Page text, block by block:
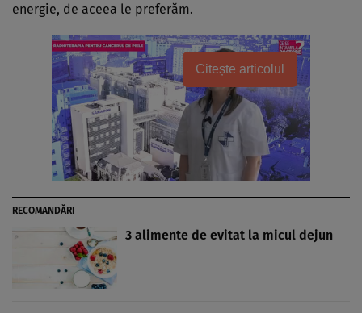
energie, de aceea le preferăm.
Citește articolul
RECOMANDĂRI
3 alimente de evitat la micul dejun